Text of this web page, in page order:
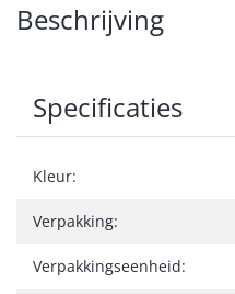
Beschrijving
Specificaties
Kleur:
Verpakking:
Verpakkingseenheid: